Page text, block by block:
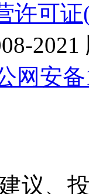
许可证
网安备
议、